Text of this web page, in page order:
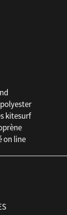
kitesurf
on line